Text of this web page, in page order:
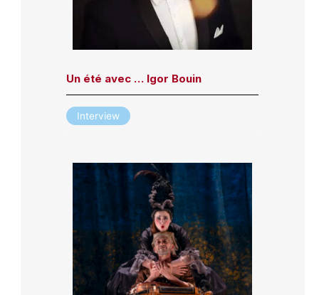
Un été avec … Igor Bouin
Interview